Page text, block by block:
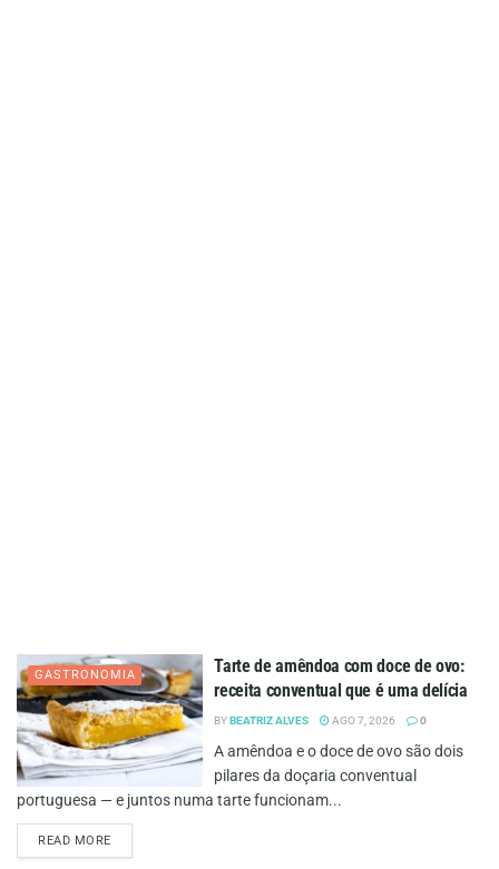
GASTRONOMIA
Tarte de amêndoa com doce de ovo:
receita conventual que é uma delícia
BYBEATRIZ ALVES AGO 7, 2026 0
A amêndoa e o doce de ovo são dois
pilares da doçaria conventual
portuguesa — e juntos numa tarte funcionam...
READ MOREDETAILS